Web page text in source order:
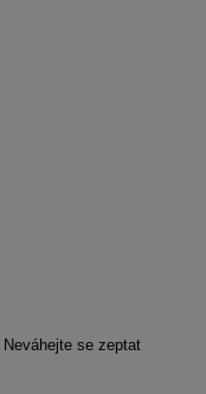
se zeptat